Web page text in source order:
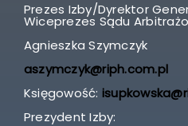
Prezes Izby/Dyrektor
Wiceprezes Sądu
Agnieszka Szymczyk
aszymczyk@riph.com.pl
Księgowość:
Prezydent Izby: